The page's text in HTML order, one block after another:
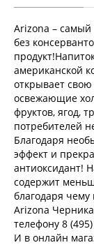
Arizona –
без
американской
открывает
освежающие
фруктов, ягод,
потребителей
Благодаря
эффект и
антиоксидант!
содержит
благодаря чему
Arizona
телефону 8
И в онлайн